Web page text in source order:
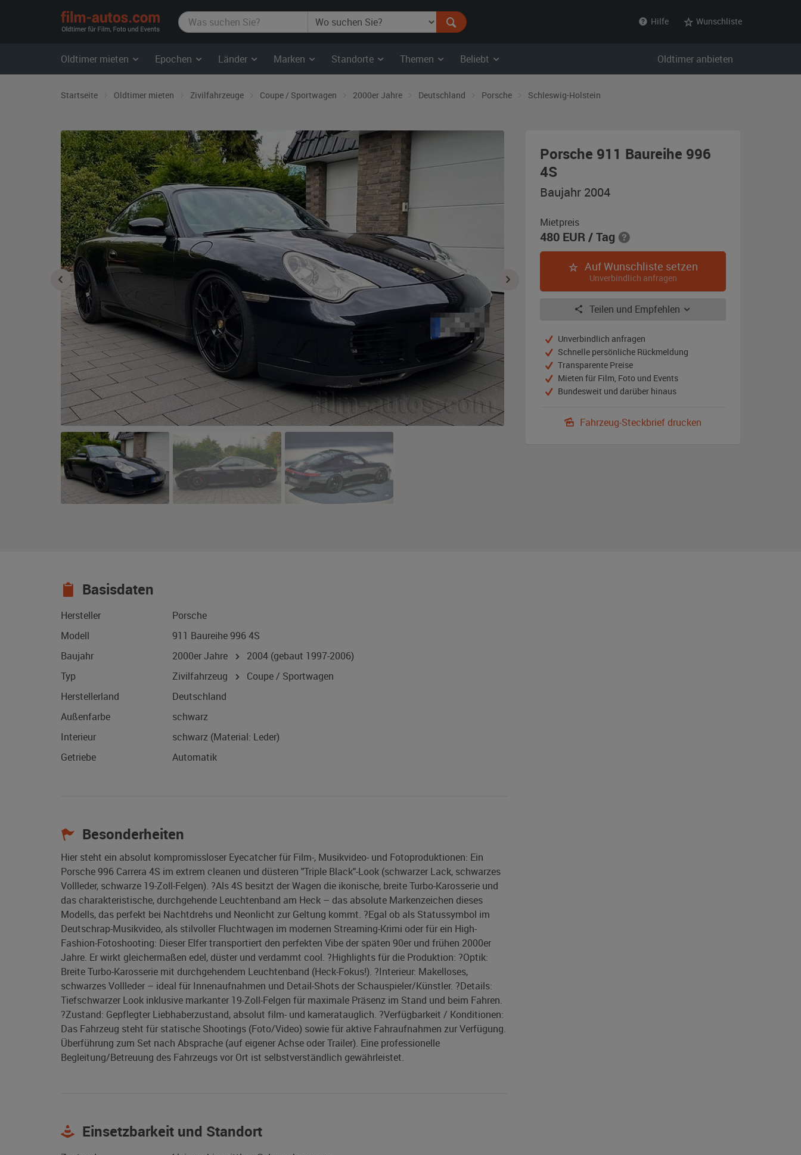
film-
autos.com
Hilfe Wunschliste
Oldtimer mieten Epochen Länder Marken Standorte Themen Beliebt Oldtimer anbieten
Startseite Oldtimer mieten Zivilfahrzeuge Coupe / Sportwagen 2000er Jahre Deutschland Porsche Schleswig-Holstein
Porsche 911 Baureihe 996
4S
Baujahr
schwarz
Baujahr 2004
Mietpreis
480 EUR/ Tag
Auf Wunschliste setzen
Unverbindlich anfragen
Teilen und Empfehlen
Unverbindlich anfragen
Schnelle persönliche Rückmeldung
Transparente Preise
Mieten für Film, Foto und Events
Bundesweit und darüber hinaus
Fahrzeug-Steckbrief drucken
Basisdaten
Hersteller
Porsche
Modell
911 Baureihe 996 4S
Baujahr
2000er Jahre 2004 (gebaut 1997-2006)
Typ
Zivilfahrzeug
Coupe / Sportwagen
Herstellerland
Deutschland
Außenfarbe
schwarz
Interieur
schwarz (Material: Leder)
Getriebe
Automatik
Besonderheiten
Hier steht ein absolut kompromissloser Eyecatcher für Film-, Musikvideo- und Fotoproduktionen: Ein
Porsche 996 Carrera 4S im extrem cleanen und düsteren "Triple Black"-Look (schwarzer Lack, schwarzes
Vollleder, schwarze 19-Zoll-Felgen). ?Als 4S besitzt der Wagen die ikonische, breite Turbo-Karosserie und
das charakteristische, durchgehende Leuchtenband am Heck – das absolute Markenzeichen dieses
Modells, das perfekt bei Nachtdrehs und Neonlicht zur Geltung kommt. ?Egal ob als Statussymbol im
Deutschrap-Musikvideo, als stilvoller Fluchtwagen im modernen Streaming-Krimi oder für ein High-
Fashion-Fotoshooting: Dieser Elfer transportiert den perfekten Vibe der späten 90er und frühen 2000er
Jahre. Er wirkt gleichermaßen edel, düster und verdammt cool. ?Highlights für die Produktion: ?Optik:
Breite Turbo-Karosserie mit durchgehendem Leuchtenband (Heck-Fokus!). ?Interieur: Makelloses,
schwarzes Vollleder – ideal für Innenaufnahmen und Detail-Shots der Schauspieler/Künstler. ?Details:
Tiefschwarzer Look inklusive markanter 19-Zoll-Felgen für maximale Präsenz im Stand und beim Fahren.
?Zustand: Gepflegter Liebhaberzustand, absolut film- und kameratauglich. ?Verfügbarkeit / Konditionen:
Das Fahrzeug steht für statische Shootings (Foto/Video) sowie für aktive Fahraufnahmen zur Verfügung.
Überführung zum Set nach Absprache (auf eigener Achse oder Trailer). Eine professionelle
Begleitung/Betreuung des Fahrzeugs vor Ort ist selbstverständlich gewährleistet.
Einsetzbarkeit und Standort